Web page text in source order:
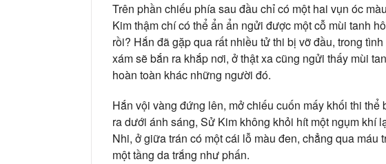
Trên phần chiếu phía sau đầu chỉ có một hai vụn óc
Kim thậm chí có thể ẩn ẩn ngửi được một cỗ mùi tanh
rồi? Hắn đã gặp qua rất nhiều tử thi bị vỡ đầu, trong
xám sẽ bắn ra khắp nơi, ở thật xa cũng ngửi thấy mùi
hoàn toàn khác những người đó.
Hắn vội vàng đứng lên, mở chiếu cuốn mấy khối thi
ra dưới ánh sáng, Sử Kim không khỏi hít một ngụm khí
Nhi, ở giữa trán có một cái lỗ màu đen, chẳng qua
một tầng da trắng như phấn.